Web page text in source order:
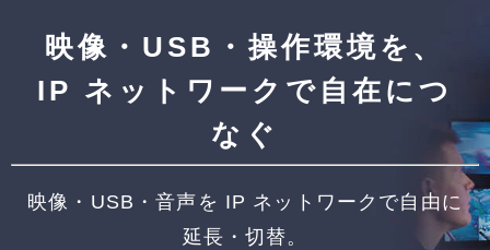
Black Box 製品紹介と活用事例
サポート
ブログ
映像・USB・操作環境を、
IP ネットワークで自在につ
なぐ
映像・USB・音声を IP ネットワークで自由に
延長・切替。